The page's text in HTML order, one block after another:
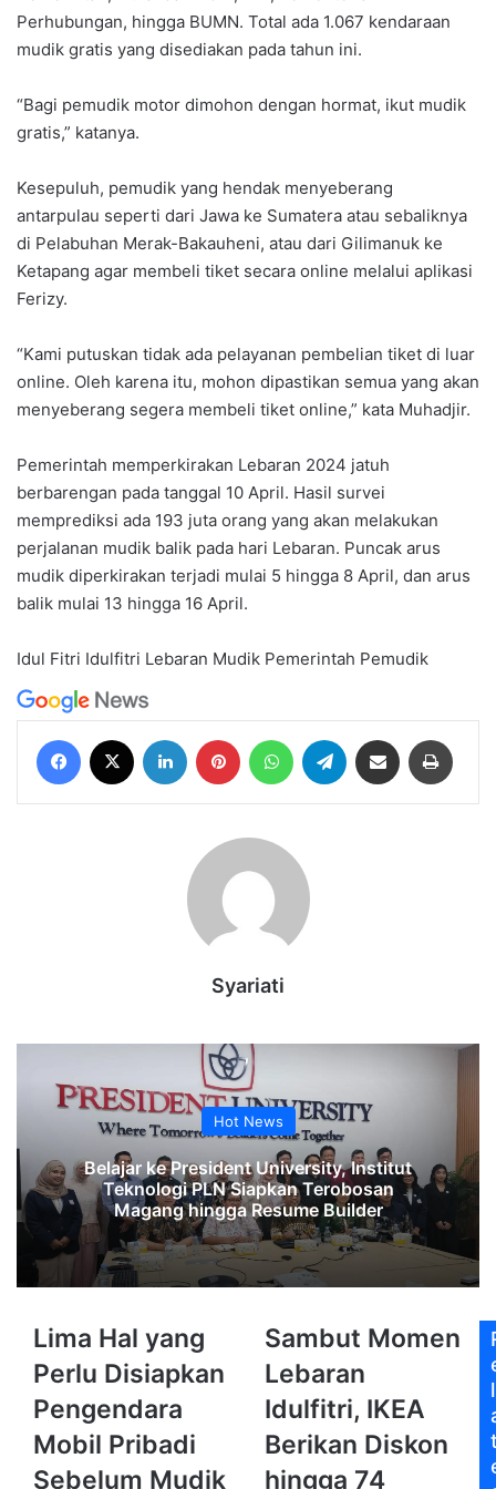
Perhubungan, hingga BUMN. Total ada 1.067 kendaraan
mudik gratis yang disediakan pada tahun ini.
“Bagi pemudik motor dimohon dengan hormat, ikut mudik
gratis,” katanya.
Kesepuluh, pemudik yang hendak menyeberang
antarpulau seperti dari Jawa ke Sumatera atau sebaliknya
di Pelabuhan Merak-Bakauheni, atau dari Gilimanuk ke
Ketapang agar membeli tiket secara online melalui aplikasi
Ferizy.
“Kami putuskan tidak ada pelayanan pembelian tiket di luar
online. Oleh karena itu, mohon dipastikan semua yang akan
menyeberang segera membeli tiket online,” kata Muhadjir.
Pemerintah memperkirakan Lebaran 2024 jatuh
berbarengan pada tanggal 10 April. Hasil survei
memprediksi ada 193 juta orang yang akan melakukan
perjalanan mudik balik pada hari Lebaran. Puncak arus
mudik diperkirakan terjadi mulai 5 hingga 8 April, dan arus
balik mulai 13 hingga 16 April.
Idul Fitri Idulfitri Lebaran Mudik Pemerintah Pemudik
Facebook LinkedIn Pinterest WhatsAppTelegram Share via Email
Syariati
Hot News
Belajar ke President University, Institut
Teknologi PLN Siapkan Terobosan
Magang hingga Resume Builder
Lima
yang
Perlu
Disiapkan
Pengendara
Mobil
Lima Hal yang
Perlu Disiapkan
Pengendara
Mobil Pribadi
Sebelum Mudik
Sambut
Momen
Lebaran
Idulfitri,
IKEA
Berikan
Diskon
Sambut Momen
Lebaran
Idulfitri, IKEA
Berikan Diskon
hingga 74
l